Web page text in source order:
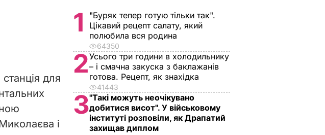
для
і
1
"Буряк тепер готую тільки так".
Цікавий рецепт салату, який
полюбила вся родина
64350
2Усього три години в холодильнику
– і смачна закуска з баклажанів
готова. Рецепт, як знахідка
41443
3"Такі можуть неочікувано
добитися висот". У військовому
інституті розповіли, як Драпатий
захищав диплом